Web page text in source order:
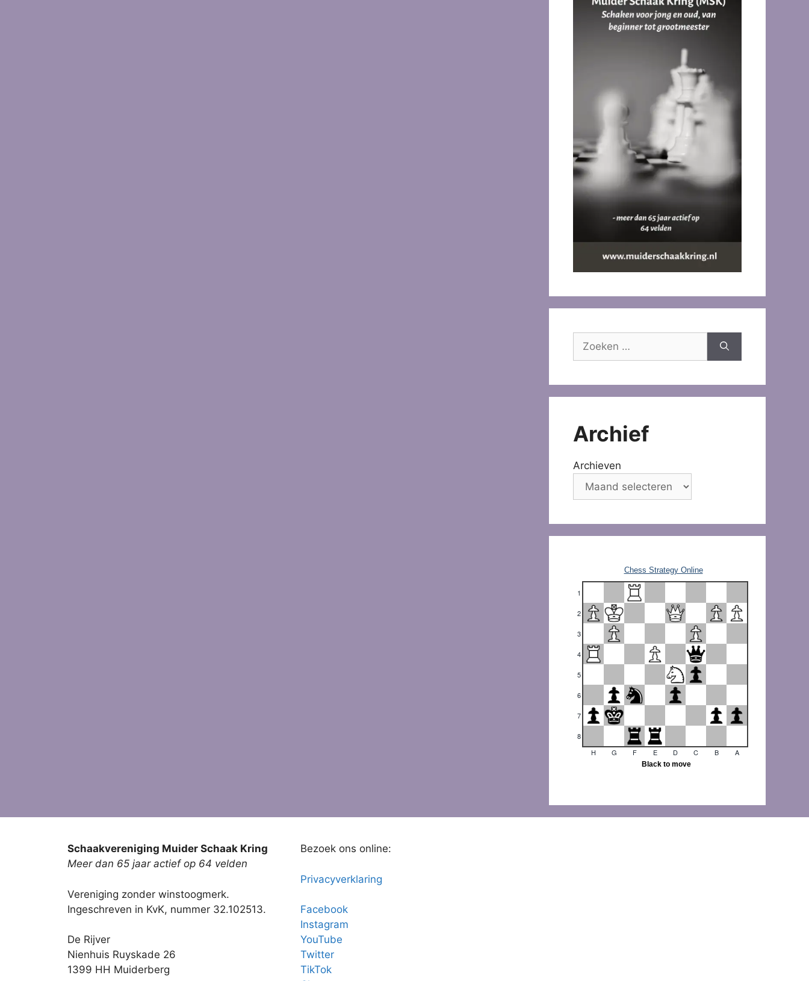
Zoek
Archief
Archieven
Schaakvereniging Muider Schaak Kring
Meer dan 65 jaar actief op 64 velden
Vereniging zonder winstoogmerk.
Ingeschreven in KvK, nummer 32.102513.
De Rijver
Nienhuis Ruyskade 26
1399 HH Muiderberg
Bezoek ons online:
Privacyverklaring
Facebook
Instagram
YouTube
Twitter
TikTok